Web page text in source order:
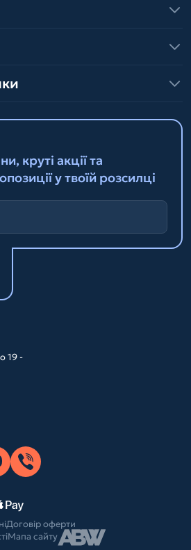
круті акції та
у твоїй розсилці
19 -
Договір оферти
Мапа сайту